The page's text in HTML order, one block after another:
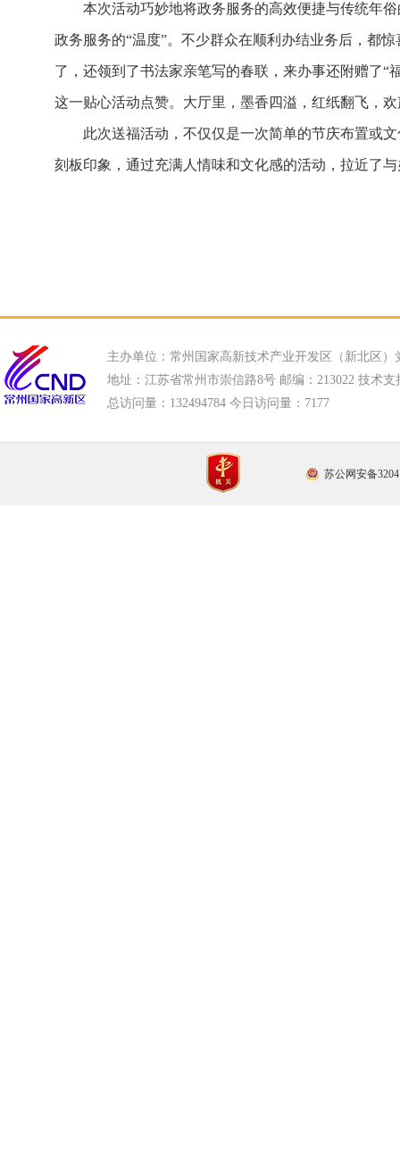
本次活动巧妙地将政务服务的高效便捷与传统年
政务服务的“温度”。不少群众在顺利办结业务后，都
了，还领到了书法家亲笔写的春联，来办事还附赠了
这一贴心活动点赞。大厅里，墨香四溢，红纸翻飞，
此次送福活动，不仅仅是一次简单的节庆布置或
刻板印象，通过充满人情味和文化感的活动，拉近了
主办单位：常州国家高新技术产业开发区（新北区）
地址：江苏省常州市崇信路8号 邮编：213022 技术支
总访问量： 132494784 今日访问量： 7177
苏公网安备